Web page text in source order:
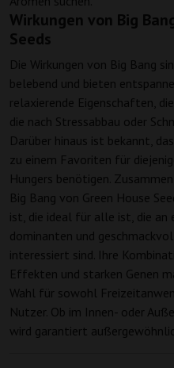
Wirkungen von Big
Seeds
Die Wirkungen von Big Bang
belebend und bieten
relaxierende Eigenschaften,
die nach Stressabbau oder
Darüber hinaus ist bekannt,
zu einem Favoriten für
Hungers benötigen.
Big Bang von Green House
ist, die ideal für alle ist, die an
dominanten und
interessiert sind. Ihre
Effekten und starken Genen
Wahl für sowohl
Nutzer. Ob im Innen- oder
wird garantiert